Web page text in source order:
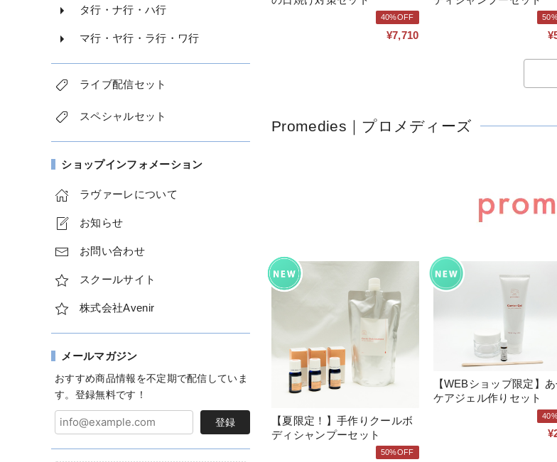
タ行・ナ行・ハ行
マ行・ヤ行・ラ行・ワ行
ライブ配信セット
スペシャルセット
ショップインフォメーション
ラヴァーレについて
お知らせ
お問い合わせ
スクールサイト
株式会社Avenir
メールマガジン
おすすめ商品情報を不定期で配信していま
す。登録無料です！
登録
40%OFF
¥7,710
Promedies｜プロメディーズ
【夏限定！】手作りクールボ
ディシャンプーセット
50%OFF
【WEBショップ限定】
ケアジェル作りセット